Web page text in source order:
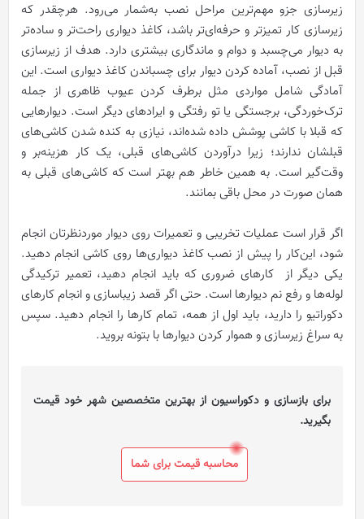
زیرسازی جزو مهم‌ترین مراحل نصب به‌‌شمار می‌رود. هرچقدر که
زیرسازی کار تمیزتر و حرفه‌ای‌تر باشد، کاغذ دیواری راحت‌تر و ساده‌تر
به دیوار می‌چسبد و دوام و ماندگاری بیشتری دارد. هدف از زیرسازی
قبل از نصب، آماده کردن دیوار برای چسباندن کاغذ دیواری است. این
آمادگی شامل مواردی مثل برطرف کردن عیوب ظاهری از جمله
ترک‌خوردگی، برجستگی یا تو رفتگی و ایرادهای دیگر است. دیوارهایی
که قبلا با کاشی پوشش داده شده‌اند، نیازی به کنده شدن کاشی‌های
قبلشان ندارند؛ زیرا درآوردن کاشی‌های قبلی، یک کار هزینه‌بر و
وقت‌گیر است. به همین خاطر هم بهتر است که کاشی‌های قبلی به
همان صورت در محل باقی بمانند.
اگر قرار است عملیات تخریبی و تعمیرات روی دیوار موردنظرتان انجام
شود، این‌کار را پیش از نصب کاغذ دیواری‌ها روی کاشی انجام دهید.
یکی دیگر از کارهای ضروری که باید انجام دهید، تعمیر ترکیدگی
لوله‌ها و رفع نم دیوارها است. حتی اگر قصد زیباسازی و انجام کارهای
دکوراتیو را دارید، باید اول از همه، تمام کارها را انجام دهید. سپس
به سراغ زیرسازی و هموار کردن دیوارها با بتونه بروید.
برای بازسازی و دکوراسیون از بهترین متخصصین شهر خود قیمت
بگیرید.
محاسبه قیمت برای شما